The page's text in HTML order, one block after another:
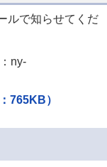
ルで知らせてくだ
ny-
765KB）